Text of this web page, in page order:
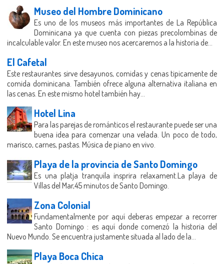
Museo del Hombre Dominicano
Es uno de los museos más importantes de La República
Dominicana ya que cuenta con piezas precolombinas de
incalculable valor. En este museo nos acercaremos a la historia de...
El Cafetal
Este restaurantes sirve desayunos, comidas y cenas tipicamente de
comida dominicana. También ofrece alguna alternativa italiana en
las cenas. En este mismo hotel también hay...
Hotel Lina
Para las parejas de románticos el restaurante puede ser una
buena idea para comenzar una velada. Un poco de todo,
marisco, carnes, pastas. Música de piano en vivo.
Playa de la provincia de Santo Domingo
Es una platja tranquila insprira relaxament.La playa de
Villas del Mar,45 minutos de Santo Domingo.
Zona Colonial
Fundamentalmente por aquí deberas empezar a recorrer
Santo Domingo : es aquí donde comenzó la historia del
Nuevo Mundo. Se encuentra justamente situada al lado de la...
Playa Boca Chica